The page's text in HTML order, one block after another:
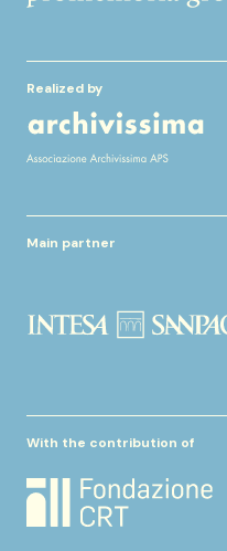
Realized by
Main partner
With the contribution of